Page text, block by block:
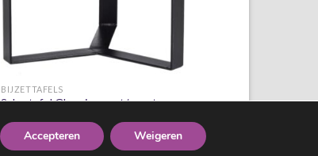
+
BIJZETTAFELS
Salontafel Glennis zwart/zwart
€
149.00
Accepteren Weigeren